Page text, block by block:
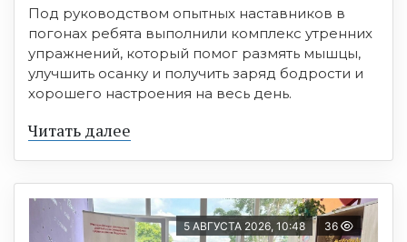
Под руководством опытных наставников в
погонах ребята выполнили комплекс утренних
упражнений, который помог размять мышцы,
улучшить осанку и получить заряд бодрости и
хорошего настроения на весь день.
Читать далее
5 АВГУСТА 2026, 10:48 36